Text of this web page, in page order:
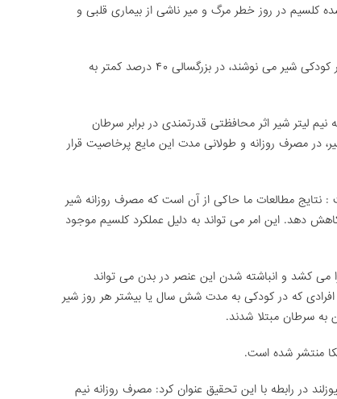
در روز خطر مرگ و میر ناشی از بیماری قلبی و
تحقیقات جدید حاکی از آن است که افرادی که در کودکی شیر می نوشند، در بزرگسالی ۴۰ درصد کمتر به
نیم لیتر شیر اثر محافظتی قدرتمندی در برابر سرطان
در مصرف روزانه و طولانی مدت این مایع پرخاصیت قرار
نتایج مطالعات ما حاکی از آن است که مصرف روزانه شیر
دهد. این امر می تواند به دلیل عملکرد کلسیم موجود
کشد و انباشته شدن این عنصر در بدن می تواند
افرادی که در کودکی به مدت شش سال یا بیشتر هر روز شیر
منتشر شده است.
در رابطه با این تحقیق عنوان کرد: مصرف روزانه نیم